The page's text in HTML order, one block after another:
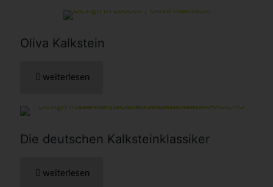
Oliva Kalkstein
weiterlesen
Die deutschen Kalkstein­klassiker
weiterlesen